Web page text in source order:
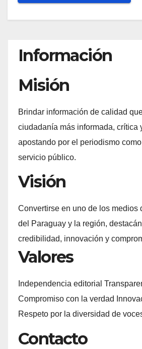
Información
Misión
Brindar información de calidad
ciudadanía más informada, crítica
apostando por el periodismo
servicio público.
Visión
Convertirse en uno de los medios
del Paraguay y la región,
credibilidad, innovación y
Valores
Independencia editorial
Compromiso con la verdad
Respeto por la diversidad de
Contacto